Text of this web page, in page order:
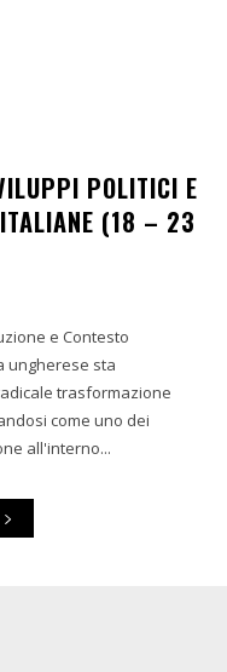
POLITICI E
(18 – 23
trasformazione
come uno dei
all'interno...